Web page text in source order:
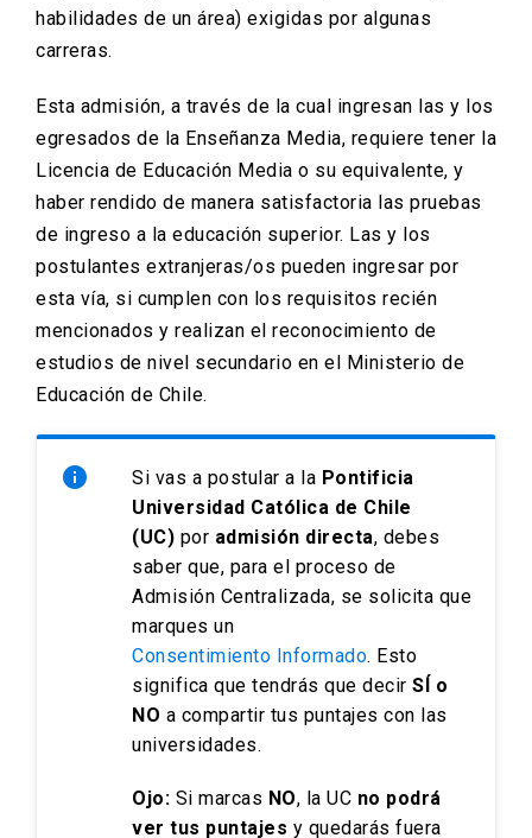
habilidades de un área) exigidas por algunas
carreras.
Esta admisión, a través de la cual ingresan las y los
egresados de la Enseñanza Media, requiere tener la
Licencia de Educación Media o su equivalente, y
haber rendido de manera satisfactoria las pruebas
de ingreso a la educación superior. Las y los
postulantes extranjeras/os pueden ingresar por
esta vía, si cumplen con los requisitos recién
mencionados y realizan el reconocimiento de
estudios de nivel secundario en el Ministerio de
Educación de Chile.
info Si vas a postular a la Pontificia
Universidad Católica de Chile
(UC) por admisión directa, debes
saber que, para el proceso de
Admisión Centralizada, se solicita que
marques un
Consentimiento Informado. Esto
significa que tendrás que decir SÍ o
NO a compartir tus puntajes con las
universidades.
Ojo: Si marcas NO, la UC no podrá
ver tus puntajes y quedarás fuera